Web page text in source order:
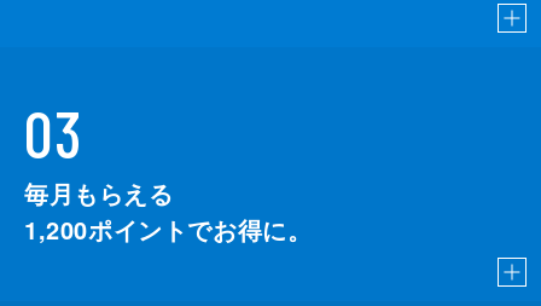
03
毎月もらえる
1,200ポイントでお得に。